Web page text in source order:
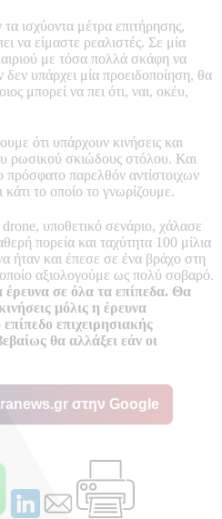
ισχύοντα μέτρα επιτήρησης,
να είμαστε ρεαλιστές. Σε μία
με τόσα πολλά σκάφη να
δεν υπάρχει μία προειδοποίηση, θα
μπορεί να πει ότι, ναι, οκέυ,
ότι υπάρχουν κινήσεις και
ρωσικού σκιώδους στόλου. Και
πρόσφατο παρελθόν αντίστοιχων
το οποίο το γνωρίζουμε.
υποθετικό σενάριο, χάλασε
πορεία και ταχύτητα 100 μίλια
ήταν και έπεσε σε ένα βράχο στη
αξιολογούμε ως πολύ σοβαρό.
έρευνα σε όλα τα επίπεδα. Θα
μόλις η έρευνα
επιχειρησιακής
θα αλλάξει εάν οι
στην Google